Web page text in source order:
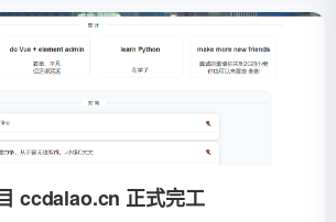
ccdalao.cn 正式完工